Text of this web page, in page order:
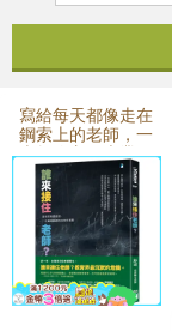
寫給每天都像走在
鋼索上的老師，一
本教你守住專業，
也守住自己的生存
療癒書